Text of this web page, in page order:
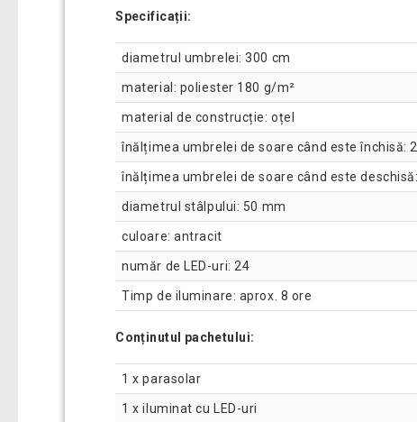
Specificații:
diametrul umbrelei: 300 cm
material: poliester 180 g/m²
material de construcție: oțel
înălțimea umbrelei de soare când este închisă:
înălțimea umbrelei de soare când este
diametrul stâlpului: 50 mm
culoare: antracit
număr de LED-uri: 24
Timp de iluminare: aprox. 8 ore
Conținutul pachetului:
1 x parasolar
1 x iluminat cu LED-uri